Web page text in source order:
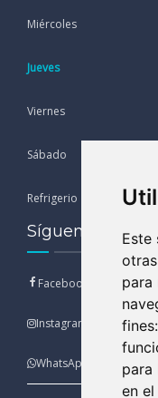
Este
para
fines:
para
en
Miércoles
Jueves
Viernes
Sábado
Refrigerio
Síguenos en
Facebook
Instagram
WhatsApp